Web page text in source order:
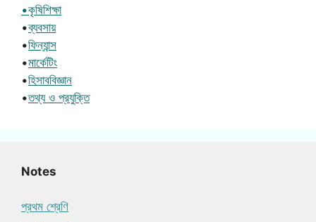
•কৃষিশিক্ষা
•ব্যবসায়
•ফিন্যান্স
•মার্কেটিং
•হিসাববিজ্ঞান
•তথ্য ও প্রযুক্তি
Notes
প্রথম শ্রেণি